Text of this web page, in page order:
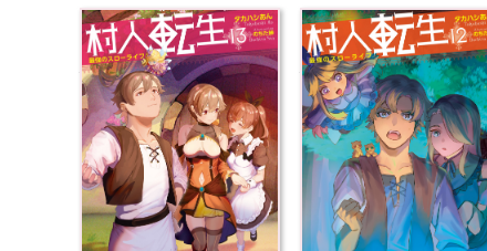
村人転生 最強のスロー
ライフ 13 完
本を買う
村人転生 最強のスロー
ライフ 12
本を買う